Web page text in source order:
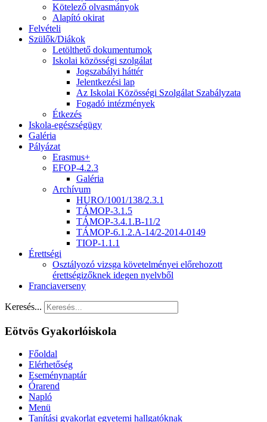
Kötelező olvasmányok
Alapító okirat
Felvételi
Szülők/Diákok
Letölthető dokumentumok
Iskolai közösségi szolgálat
Jogszabályi háttér
Jelentkezési lap
Az Iskolai Közösségi Szolgálat Szabályzata
Fogadó intézmények
Étkezés
Iskola-egészségügy
Galéria
Pályázat
Erasmus+
EFOP-4.2.3
Galéria
Archívum
HURO/1001/138/2.3.1
TÁMOP-3.1.5
TÁMOP-3.4.1.B-11/2
TÁMOP-6.1.2.A-14/2-2014-0149
TIOP-1.1.1
Érettségi
Osztályozó vizsga követelményei előrehozott
érettségizőknek idegen nyelvből
Franciaverseny
Keresés...
Eötvös Gyakorlóiskola
Főoldal
Elérhetőség
Eseménynaptár
Órarend
Napló
Menü
Tanítási gyakorlat egyetemi hallgatóknak